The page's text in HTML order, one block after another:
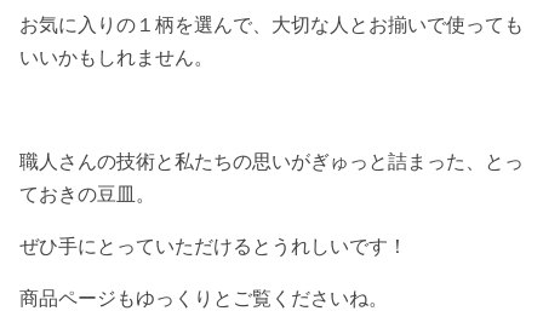
お気に入りの１柄を選んで、大切な人とお揃いで使っても
いいかもしれません。
職人さんの技術と私たちの思いがぎゅっと詰まった、とっ
ておきの豆皿。
ぜひ手にとっていただけるとうれしいです！
商品ページもゆっくりとご覧くださいね。